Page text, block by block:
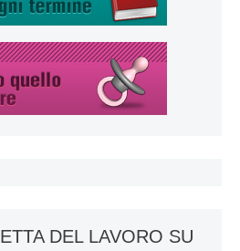
DEL LAVORO SU